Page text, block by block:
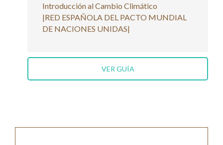
Introducción al Cambio Climático
|RED ESPAÑOLA DEL PACTO MUNDIAL
DE NACIONES UNIDAS|
VER GUÍA